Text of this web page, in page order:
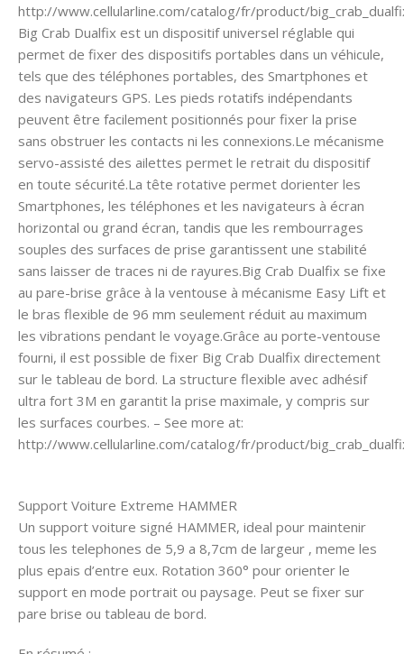
http://www.cellularline.com/catalog/fr/product/
Big Crab Dualfix est un dispositif universel réglable qui
permet de fixer des dispositifs portables dans un véhicule,
tels que des téléphones portables, des Smartphones et
des navigateurs GPS. Les pieds rotatifs indépendants
peuvent être facilement positionnés pour fixer la prise
sans obstruer les contacts ni les connexions.Le mécanisme
servo-assisté des ailettes permet le retrait du dispositif
en toute sécurité.La tête rotative permet dorienter les
Smartphones, les téléphones et les navigateurs à écran
horizontal ou grand écran, tandis que les rembourrages
souples des surfaces de prise garantissent une stabilité
sans laisser de traces ni de rayures.Big Crab Dualfix se fixe
au pare-brise grâce à la ventouse à mécanisme Easy Lift et
le bras flexible de 96 mm seulement réduit au maximum
les vibrations pendant le voyage.Grâce au porte-ventouse
fourni, il est possible de fixer Big Crab Dualfix directement
sur le tableau de bord. La structure flexible avec adhésif
ultra fort 3M en garantit la prise maximale, y compris sur
les surfaces courbes. – See more at:
http://www.cellularline.com/catalog/fr/product/
Support Voiture Extreme HAMMER
Un support voiture signé HAMMER, ideal pour maintenir
tous les telephones de 5,9 a 8,7cm de largeur , meme les
plus epais d’entre eux. Rotation 360° pour orienter le
support en mode portrait ou paysage. Peut se fixer sur
pare brise ou tableau de bord.